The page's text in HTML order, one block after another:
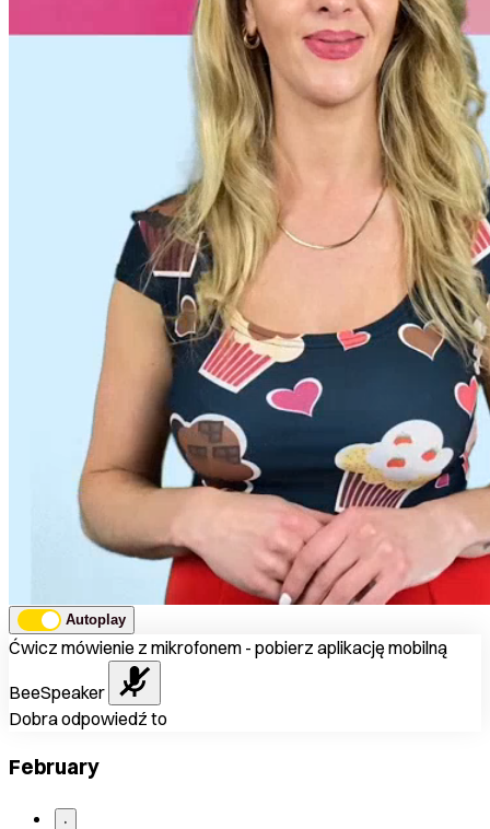
Autoplay
Ćwicz mówienie z mikrofonem - pobierz aplikację mobilną
BeeSpeaker
Dobra odpowiedź to
February